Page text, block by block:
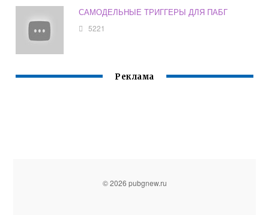
САМОДЕЛЬНЫЕ ТРИГГЕРЫ ДЛЯ ПАБГ
5221
Реклама
© 2026 pubgnew.ru